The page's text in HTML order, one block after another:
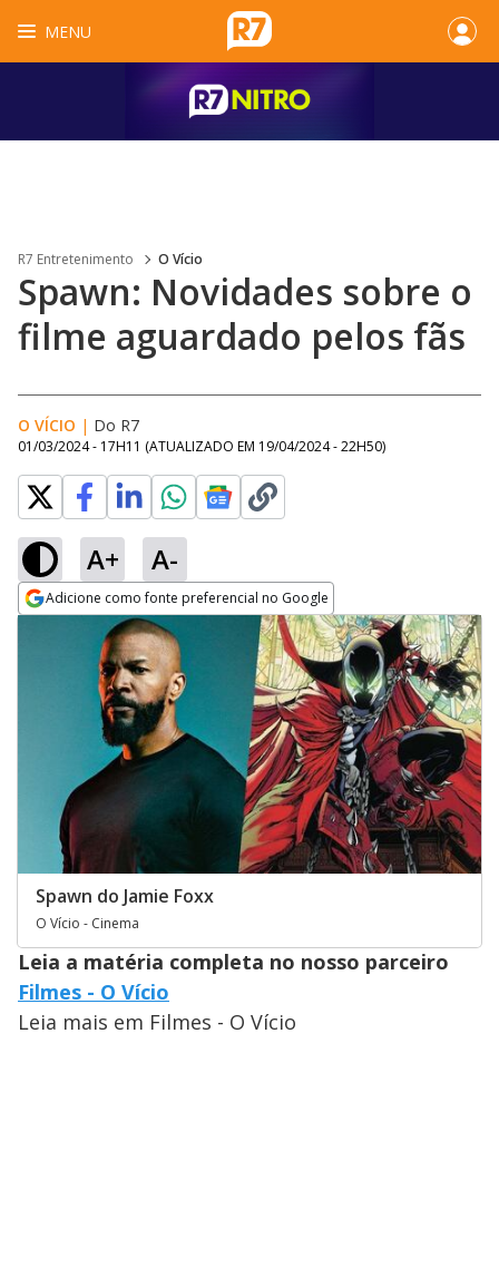
MENU
R7 Entretenimento O Vício
Spawn: Novidades sobre o
filme aguardado pelos fãs
O VÍCIO | Do R7
01/03/2024 - 17H11 (ATUALIZADO EM 19/04/2024 - 22H50)
A+ A-
Adicione como fonte preferencial no Google
Opens in new window
Spawn do Jamie Foxx
O Vício - Cinema
Leia a matéria completa no nosso parceiro
Filmes - O Vício
Leia mais em Filmes - O Vício